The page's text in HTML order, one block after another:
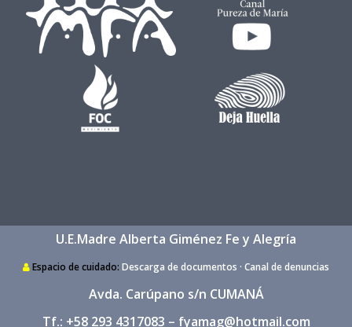
U.E.Madre Alberta Giménez Fe y Alegría
Espacio de cuidado: Descarga de documentos · Canal de denuncias
Avda. Carúpano s/n CUMANÁ
Tf.: +58 293 4317083 – fyamag@hotmail.com